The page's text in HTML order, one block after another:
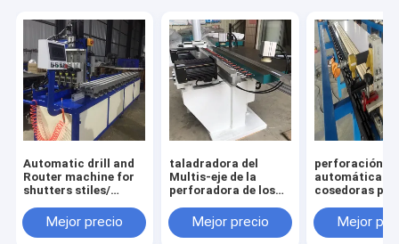
Automatic drill and
Router machine for
shutters stiles/
machines
Mejor precio
taladradora del
Multis-eje de la
perforadora de los
máquinas de los
obturadores de la
Mejor precio
perforación
automática y
cosedoras
obturadores
plantación
Mejor